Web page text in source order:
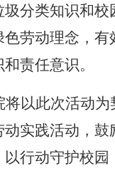
分类知识和校
劳动理念，有
责任意识。
将以此次活动为
实践活动，鼓
行动守护校园